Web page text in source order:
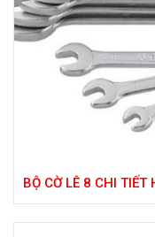
BỘ CỜ LÊ 8 CHI